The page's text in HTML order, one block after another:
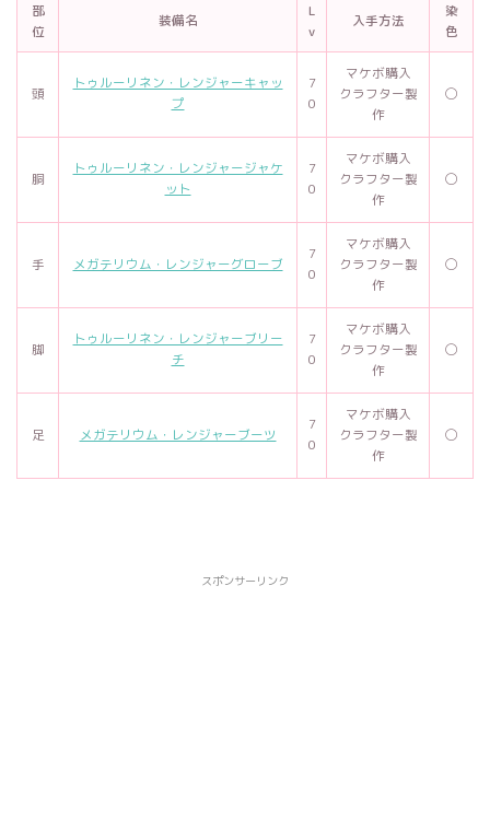
部
位
装備名
L
v
入手方法
染
色
頭
トゥルーリネン・レンジャーキャッ
プ
7
0
マケボ購入
クラフター製
作
◯
胴
トゥルーリネン・レンジャージャケ
ット
7
0
マケボ購入
クラフター製
作
◯
手 メガテリウム・レンジャーグローブ
7
0
マケボ購入
クラフター製
作
◯
脚
トゥルーリネン・レンジャーブリー
チ
7
0
マケボ購入
クラフター製
作
◯
足 メガテリウム・レンジャーブーツ
7
0
マケボ購入
クラフター製
作
◯
スポンサーリンク